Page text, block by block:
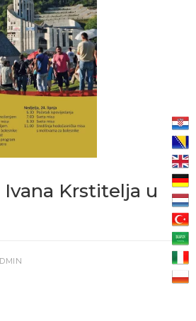
Ivana Krstitelja u